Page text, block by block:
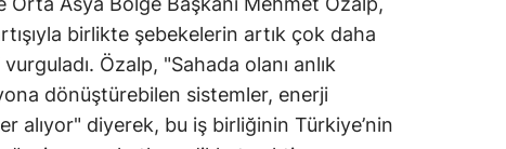
birlikte şebekelerin artık çok daha
Özalp, "Sahada olanı anlık
dönüştürebilen sistemler, enerji
alıyor" diyerek, bu iş birliğinin Türkiye’nin